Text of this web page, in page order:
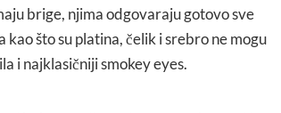
brige, njima odgovaraju gotovo sve
kao što su platina, čelik i srebro ne mogu
i najklasičniji smokey eyes.